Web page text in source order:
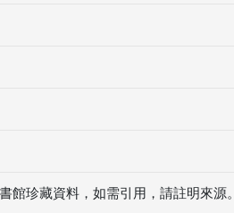
館珍藏資料，如需引用，請註明來源。